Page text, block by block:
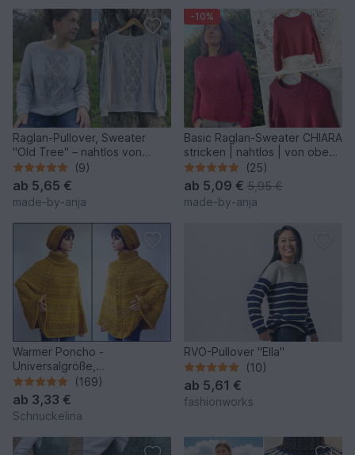
Raglan-Pullover, Sweater
"Old Tree" – nahtlos von
oben gestrickt
(9)
ab 5,65 €
made-by-anja
-10%
Basic Raglan-Sweater CHIARA
stricken | nahtlos | von oben |
8 Größen
(25)
ab 5,09 € 5,95 €
made-by-anja
Warmer Poncho -
Universalgröße,
Strickanleitung für Anfänger
(169)
ab 3,33 €
Schnuckelina
RVO-Pullover "Ella"
(10)
ab 5,61 €
fashionworks